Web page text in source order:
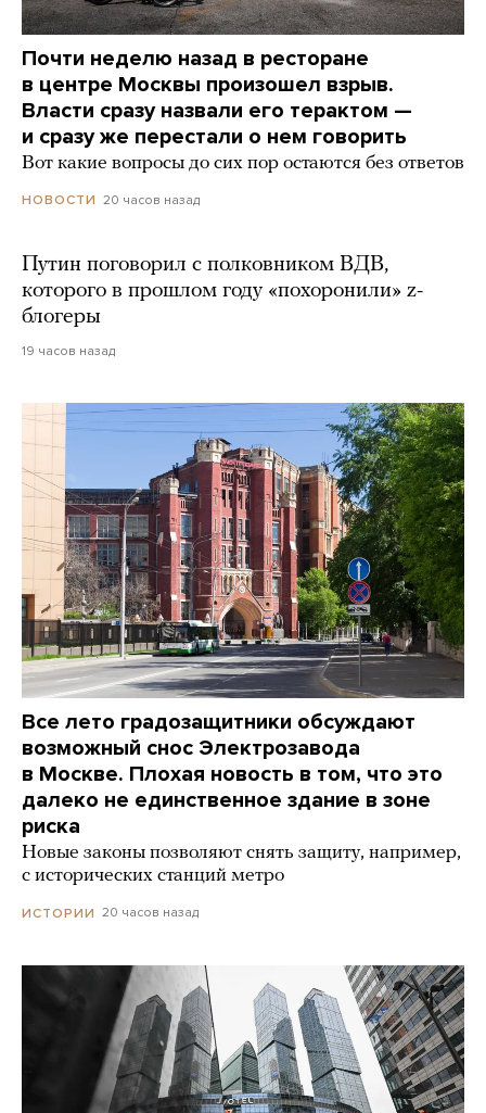
Почти неделю назад в ресторане
в центре Москвы произошел взрыв.
Власти сразу назвали его терактом —
и сразу же перестали о нем говорить
Вот какие вопросы до сих пор остаются без ответов
НОВОСТИ 20 часов назад
Путин поговорил с полковником ВДВ,
которого в прошлом году «похоронили» z-
блогеры
19 часов назад
Все лето градозащитники обсуждают
возможный снос Электрозавода
в Москве. Плохая новость в том, что это
далеко не единственное здание в зоне
риска
Новые законы позволяют снять защиту, например,
с исторических станций метро
ИСТОРИИ 20 часов назад